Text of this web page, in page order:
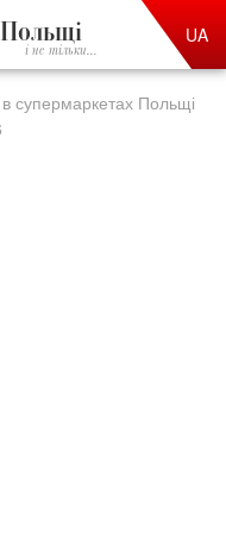
і не тільки...
UA
в супермаркетах Польщі